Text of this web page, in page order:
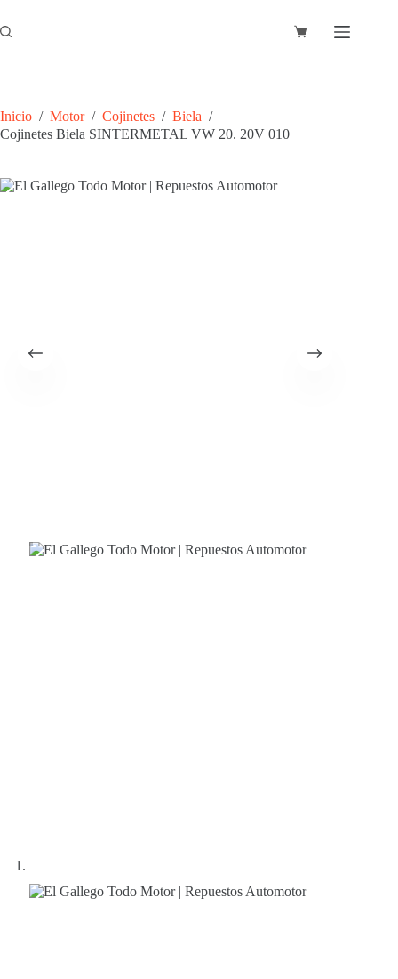
al
contenido
Carro
Inicio / Motor / Cojinetes / Biela /
Cojinetes Biela SINTERMETAL VW 20. 20V 010